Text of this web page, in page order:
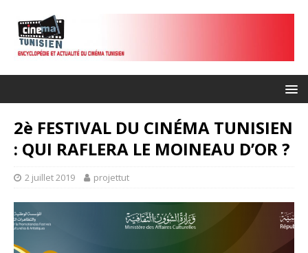
2è FESTIVAL DU CINÉMA TUNISIEN
: QUI RAFLERA LE MOINEAU D’OR ?
2 juillet 2019 projettut